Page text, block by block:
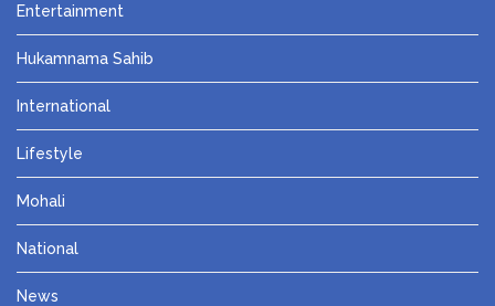
Entertainment
Hukamnama Sahib
International
Lifestyle
Mohali
National
News